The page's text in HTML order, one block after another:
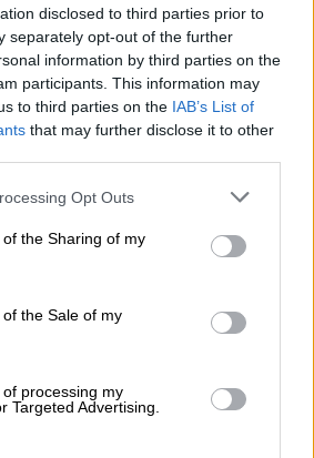
disclosed to third parties prior to
separately opt-out of the further
information by third parties on the
participants. This information may
to third parties on the IAB’s List of
that may further disclose it to other
Opt Outs
the Sharing of my
the Sale of my
processing my
Targeted Advertising.
del
della
®
unser Klimaschutzprgramm Bier
jetzt einen Baum mit uns, lass'
werden und informiere Dich
den Banner!